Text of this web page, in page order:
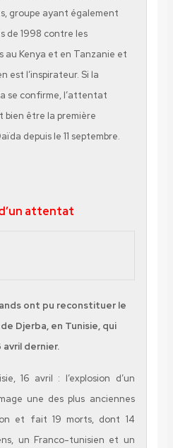
groupe ayant également
de 1998 contre les
au Kenya et en Tanzanie et
est l’inspirateur. Si la
se confirme, l’attentat
bien être la première
depuis le 11 septembre.
attentat
ont pu reconstituer le
Djerba, en Tunisie, qui
avril dernier.
16 avril : l’explosion d’un
une des plus anciennes
et fait 19 morts, dont 14
un Franco-tunisien et un